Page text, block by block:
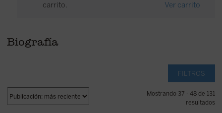
carrito.
Ver carrito
Biografía
FILTROS
Mostrando 37 - 48 de 131
resultados